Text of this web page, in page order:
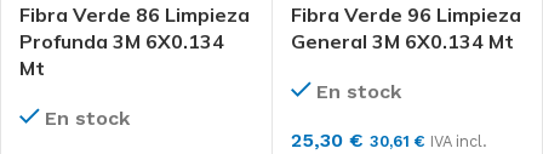
Fibra Verde 86 Limpieza
Profunda 3M 6X0.134
Mt
En stock
Fibra Verde 96 Limpieza
General 3M 6X0.134 Mt
En stock
25,30 € 30,61 € IVA incl.